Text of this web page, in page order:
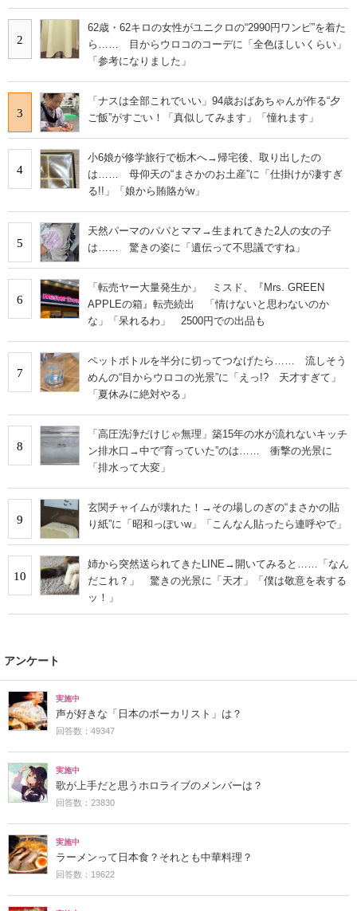
2
62歳・62キロの女性がユニクロの“2990円ワンピ”を着た
ら…… 目からウロコのコーデに「全色ほしいくらい」
「参考になりました」
3
「ナスは全部これでいい」94歳おばあちゃんが作る“夕
ご飯”がすごい！「真似してみます」「憧れます」
4
小6娘が修学旅行で栃木へ→帰宅後、取り出したの
は…… 母仰天の“まさかのお土産”に「仕掛けが凄すぎ
る!!」「娘から賄賂がw」
5
天然パーマのパパとママ→生まれてきた2人の女の子
は…… 驚きの姿に「遺伝って不思議ですね」
6
「転売ヤー大量発生か」 ミスド、『Mrs. GREEN
APPLEの箱』転売続出 「情けないと思わないのか
な」「呆れるわ」 2500円での出品も
7
ペットボトルを半分に切ってつなげたら…… 流しそう
めんの“目からウロコの光景”に「えっ!? 天才すぎて」
「夏休みに絶対やる」
8
「高圧洗浄だけじゃ無理」築15年の水が流れないキッチ
ン排水口→中で“育っていた”のは…… 衝撃の光景に
「排水って大変」
9
玄関チャイムが壊れた！→その場しのぎの“まさかの貼
り紙”に「昭和っぽいw」「こんなん貼ったら連呼やで」
10
姉から突然送られてきたLINE→開いてみると……「なん
だこれ？」 驚きの光景に「天才」「僕は敬意を表する
ッ！」
アンケート
実施中
声が好きな「日本のボーカリスト」は？
回答数：49347
実施中
歌が上手だと思うホロライブのメンバーは？
回答数：23830
実施中
ラーメンって日本食？それとも中華料理？
回答数：19622